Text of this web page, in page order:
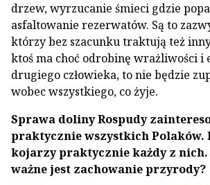
drzew, wyrzucanie śmieci gdzie
asfaltowanie rezerwatów. Są to
którzy bez szacunku traktują też
ktoś ma choć odrobinę wrażliwości i
drugiego człowieka, to nie będzie
wobec wszystkiego, co żyje.
Sprawa doliny Rospudy
praktycznie wszystkich Polaków.
kojarzy praktycznie każdy z nich.
ważne jest zachowanie przyrody?